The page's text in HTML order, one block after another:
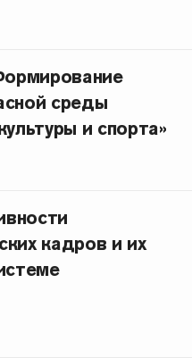
среды
и спорта»
кадров и их